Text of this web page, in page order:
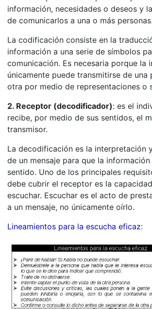
información, necesidades o deseos y
de comunicarlos a una o más personas.
La codificación consiste en la
información a una serie de símbolos
comunicación. Es necesaria porque la
únicamente puede transmitirse de una
otra por medio de representaciones o
2. Receptor (decodificador): es el
recibe, por medio de sus sentidos, el
transmisor.
La decodificación es la interpretación
de un mensaje para que la información
sentido. Uno de los principales
debe cubrir el receptor es la
escuchar. Escuchar es el acto de
a un mensaje, no únicamente oírlo.
Lineamientos para la escucha eficaz: